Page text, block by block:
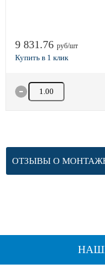
9 831.76 руб/шт
Количество товара
ОТЗЫВЫ О